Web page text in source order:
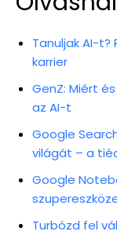
Tanuljak AI-
karrier
GenZ: Miért
az AI-t
Google
világát – a
Google
Turbózd fel